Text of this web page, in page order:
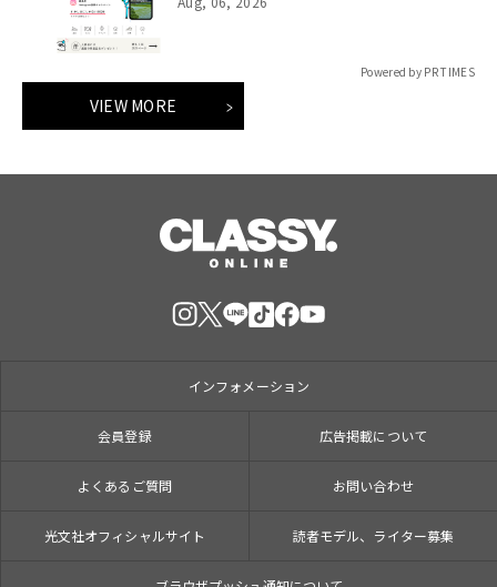
Powered by PR TIMES
VIEW MORE
インフォメーション
会員登録 広告掲載について
よくあるご質問 お問い合わせ
光文社オフィシャルサイト 読者モデル、ライター募集